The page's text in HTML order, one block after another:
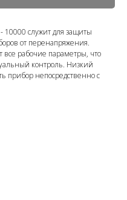
10000 служит для защиты
от перенапряжения.
все рабочие параметры, что
контроль. Низкий
прибор непосредственно с